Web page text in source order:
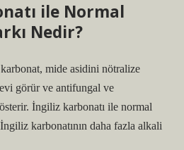
ile Normal
Nedir?
mide asidini nötralize
görür ve antifungal ve
İngiliz karbonatı ile normal
karbonatının daha fazla alkali